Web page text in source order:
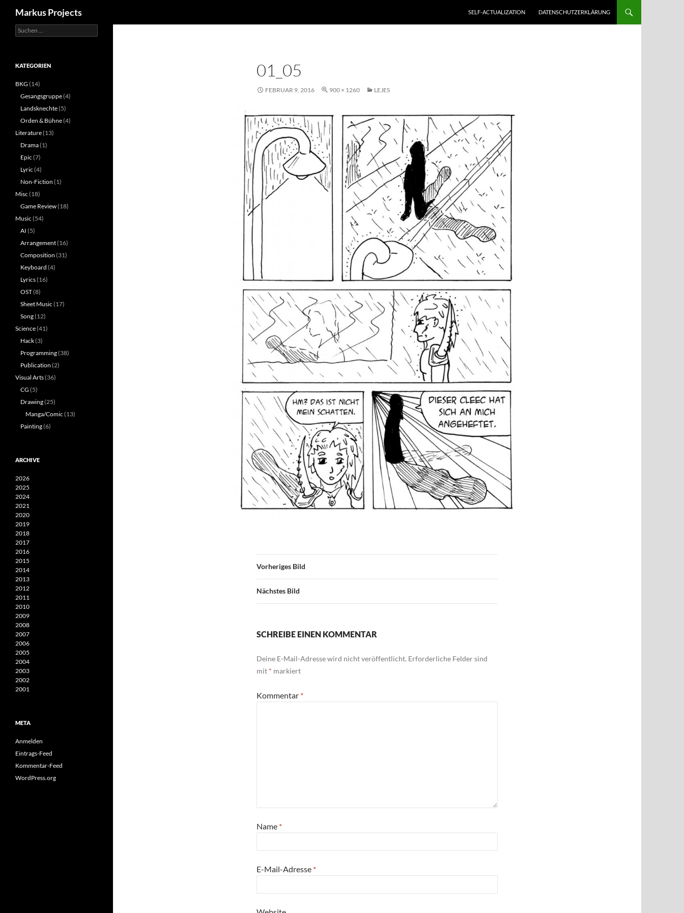
Markus Projects SELF-ACTUALIZATION DATENSCHUTZERKLÄRUNG
01_05
FEBRUAR 9, 2016 900 × 1260 LEJES
Vorheriges Bild
Nächstes Bild
SCHREIBE EINEN KOMMENTAR
Deine E-Mail-Adresse wird nicht veröffentlicht. Erforderliche Felder sind
mit * markiert
Kommentar *
Name *
E-Mail-Adresse *
Suchen
nach:
KATEGORIEN
BKG (14)
Gesangsgruppe(4)
Landsknechte(5)
Orden & Bühne(4)
Literature(13)
Drama(1)
Epic (7)
Lyric (4)
Non-Fiction (1)
Misc (18)
Game Review(18)
Music (54)
AI (5)
Arrangement(16)
Composition (31)
Keyboard (4)
Lyrics(16)
OST(8)
Sheet Music (17)
Song(12)
Science(41)
Hack(3)
Programming(38)
Publication (2)
Visual Arts(36)
CG (5)
Drawing(25)
Manga/Comic (13)
Painting(6)
ARCHIVE
2026
2025
2024
2021
2020
2019
2018
2017
2016
2015
2014
2013
2012
2011
2010
2009
2008
2007
2006
2005
2004
2003
2002
2001
META
Anmelden
Eintrags-Feed
Kommentar-Feed
WordPress.org